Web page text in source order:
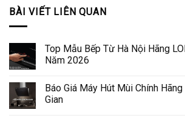
BÀI VIẾT LIÊN QUAN
Top Mẫu Bếp Từ Hà Nội Hãng
Năm 2026
Báo Giá Máy Hút Mùi Chính
Gian